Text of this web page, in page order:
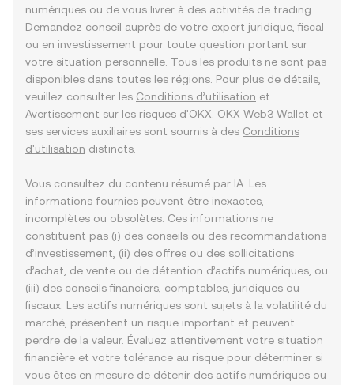
numériques ou de vous livrer à des activités de trading.
Demandez conseil auprès de votre expert juridique, fiscal
ou en investissement pour toute question portant sur
votre situation personnelle. Tous les produits ne sont pas
disponibles dans toutes les régions. Pour plus de détails,
veuillez consulter les Conditions d’utilisation et
Avertissement sur les risques d'OKX. OKX Web3 Wallet et
ses services auxiliaires sont soumis à des Conditions
d'utilisation distincts.
Vous consultez du contenu résumé par IA. Les
informations fournies peuvent être inexactes,
incomplètes ou obsolètes. Ces informations ne
constituent pas (i) des conseils ou des recommandations
d’investissement, (ii) des offres ou des sollicitations
d’achat, de vente ou de détention d’actifs numériques, ou
(iii) des conseils financiers, comptables, juridiques ou
fiscaux. Les actifs numériques sont sujets à la volatilité du
marché, présentent un risque important et peuvent
perdre de la valeur. Évaluez attentivement votre situation
financière et votre tolérance au risque pour déterminer si
vous êtes en mesure de détenir des actifs numériques ou